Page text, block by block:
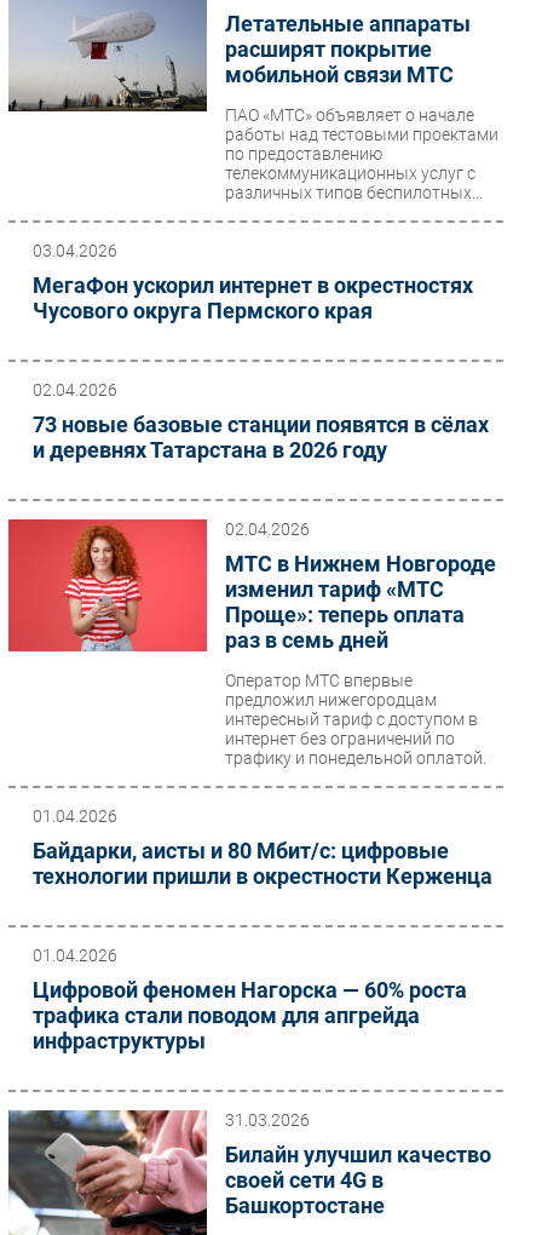
Новости
Аналитика
Интервью
Мероприятия
Тестовый стенд
Каталог компаний
Летательные аппараты
расширят покрытие
мобильной связи МТС
ПАО «МТС» объявляет о начале
работы над тестовыми проектами
по предоставлению
телекоммуникационных услуг с
различных типов беспилотных...
03.04.2026
МегаФон ускорил интернет в окрестностях
Чусового округа Пермского края
02.04.2026
73 новые базовые станции появятся в сёлах
и деревнях Татарстана в 2026 году
02.04.2026
МТС в Нижнем Новгороде
изменил тариф «МТС
Проще»: теперь оплата
раз в семь дней
Оператор МТС впервые
предложил нижегородцам
интересный тариф с доступом в
интернет без ограничений по
трафику и понедельной оплатой.
01.04.2026
Байдарки, аисты и 80 Мбит/с: цифровые
технологии пришли в окрестности Керженца
01.04.2026
Цифровой феномен Нагорска — 60% роста
трафика стали поводом для апгрейда
инфраструктуры
31.03.2026
Билайн улучшил качество
своей сети 4G в
Башкортостане